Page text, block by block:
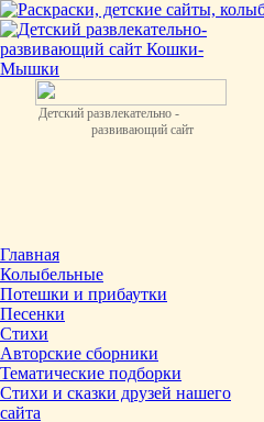
Детский развлекательно -
развивающий сайт
Главная
Колыбельные
Потешки и прибаутки
Песенки
Стихи
Авторские сборники
Тематические подборки
Стихи и сказки друзей нашего
сайта